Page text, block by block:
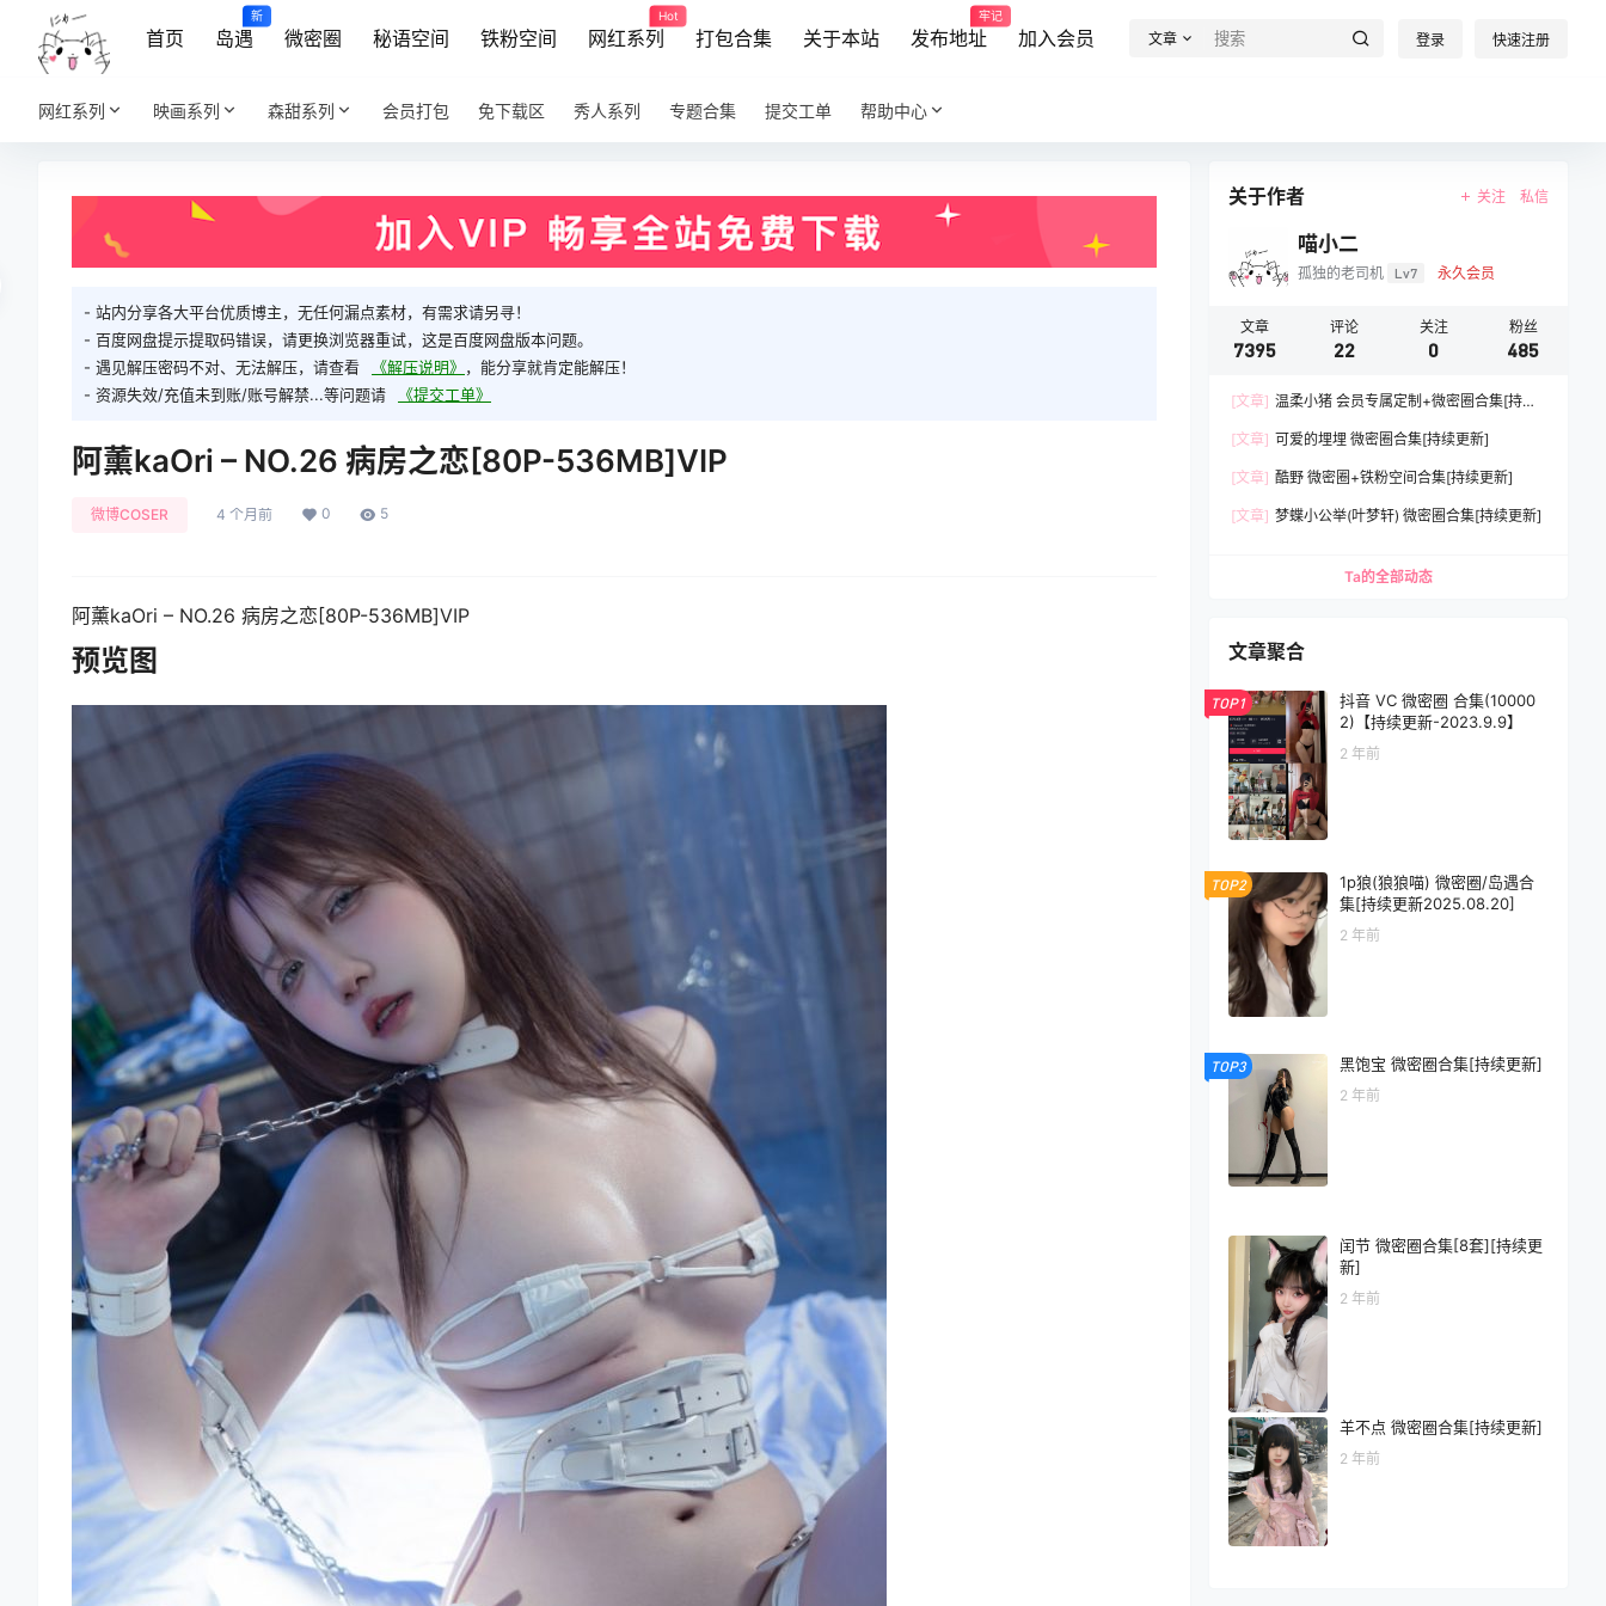
首页 岛遇
新
微密圈 秘语空间 铁粉空间 网红系列
Hot
打包合集 关于本站 发布地址
牢记
加入会员 文章 登录 快速注册
网红系列 映画系列 森甜系列 会员打包 免下载区 秀人系列 专题合集 提交工单 帮助中心
- 站内分享各大平台优质博主，无任何漏点素材，有需求请另寻！
- 百度网盘提示提取码错误，请更换浏览器重试，这是百度网盘版本问题。
- 遇见解压密码不对、无法解压，请查看
《解压说明》 ，能分享就肯定能解压！
- 资源失效/充值未到账/账号解禁...等问题请
《提交工单》
阿薰kaOri – NO.26 病房之恋[80P-536MB]VIP
微博COSER 4 个月前 0 5
阿薰kaOri – NO.26 病房之恋[80P-536MB]VIP
预览图
关于作者 关注 私信
喵小二
孤独的老司机 Lv7 永久会员
文章
7395
评论
22
关注
0
粉丝
485
[文章] 温柔小猪 会员专属定制+微密圈合集[持续
[文章] 可爱的埋埋 微密圈合集[持续更新]
[文章] 酷野 微密圈+铁粉空间合集[持续更新]
[文章] 梦蝶小公举(叶梦轩) 微密圈合集[持续更新]
Ta的全部动态
文章聚合
TOP1
抖音 VC 微密圈 合集(10000
2)【持续更新-2023.9.9】
2 年前
TOP2
1p狼(狼狼喵) 微密圈/岛遇合
集[持续更新2025.08.20]
2 年前
TOP3 黑饱宝 微密圈合集[持续更新]
2 年前
闰节 微密圈合集[8套][持续更
新]
2 年前
羊不点 微密圈合集[持续更新]
2 年前